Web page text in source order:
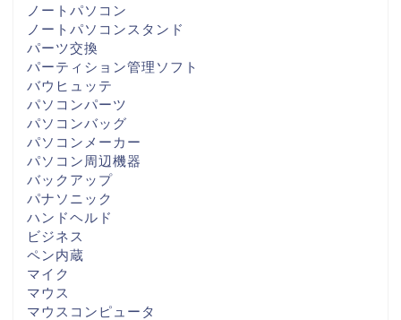
ノートパソコン
ノートパソコンスタンド
パーツ交換
パーティション管理ソフト
バウヒュッテ
パソコンパーツ
パソコンバッグ
パソコンメーカー
パソコン周辺機器
バックアップ
パナソニック
ハンドヘルド
ビジネス
ペン内蔵
マイク
マウス
マウスコンピュータ